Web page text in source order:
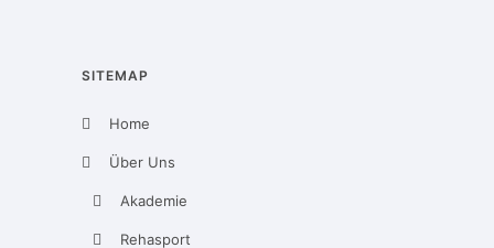
SITEMAP
Home
Über Uns
Akademie
Rehasport